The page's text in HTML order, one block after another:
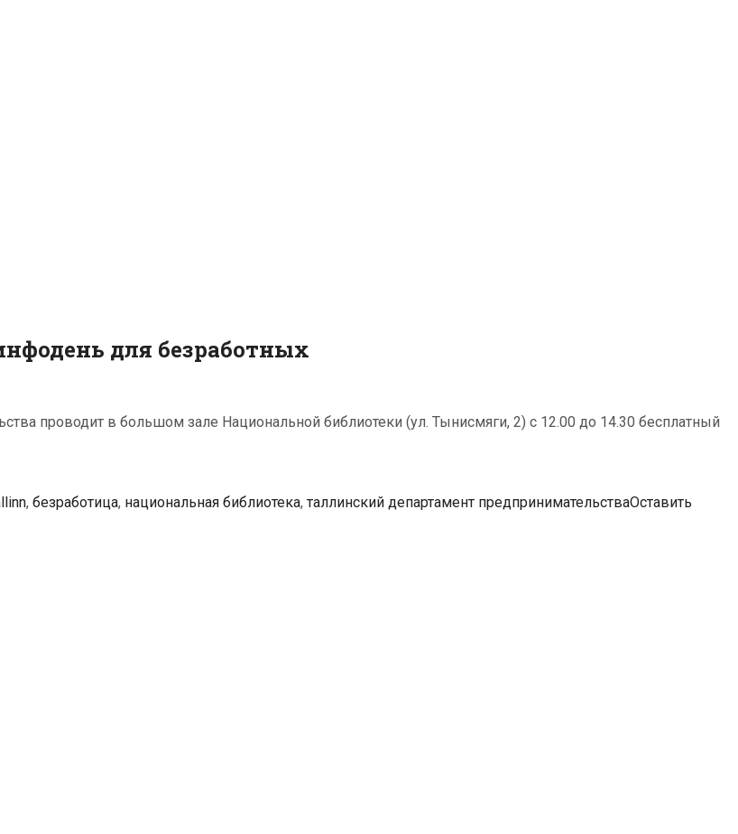
для безработных
проводит в большом зале Национальной библиотеки (ул. Тынисмяги, 2) с 12.00 до 14.30 бесплатный
, безработица, национальная библиотека, таллинский департамент предпринимательстваОставить